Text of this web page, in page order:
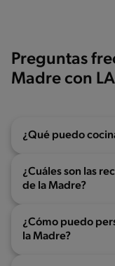
Preguntas
Madre con LA
¿Qué puedo
¿Cuáles son las
de la Madre?
¿Cómo puedo
la Madre?